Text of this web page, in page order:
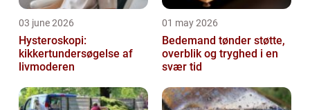
03 june 2026
Hysteroskopi:
kikkertundersøgelse af
livmoderen
01 may 2026
Bedemand tønder støtte,
overblik og tryghed i en
svær tid